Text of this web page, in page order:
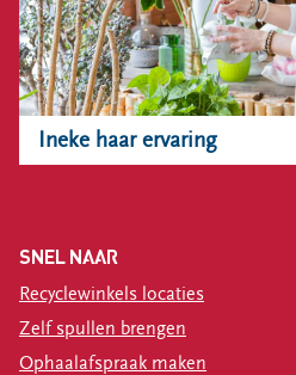
Ineke haar ervaring
SNEL NAAR
Recyclewinkels locaties
Zelf spullen brengen
Ophaalafspraak maken